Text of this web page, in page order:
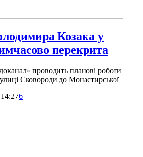
Козака у
перекрита
проводить планові роботи
Сковороди до Монастирської
6